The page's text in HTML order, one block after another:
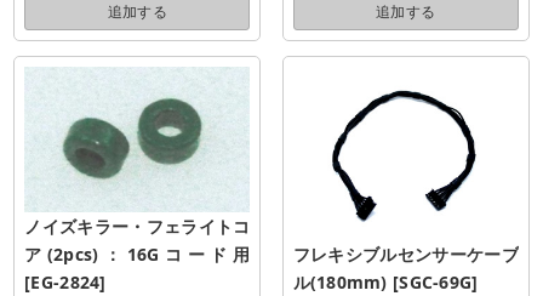
追加する
追加する
ノイズキラー・フェライトコ
ア(2pcs)：16Gコード用
[EG-2824]
フレキシブルセンサーケーブ
ル(180mm) [SGC-69G]